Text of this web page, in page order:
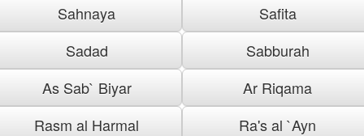
Sahnaya
Safita
Sadad
Sabburah
As Sab` Biyar
Ar Riqama
Rasm al Harmal
Ra's al `Ayn